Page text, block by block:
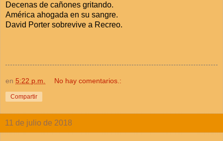
Decenas de cañones gritando.
América ahogada en su sangre.
David Porter sobrevive a Recreo.
en 5:22 p.m. No hay comentarios.:
Compartir
11 de julio de 2018